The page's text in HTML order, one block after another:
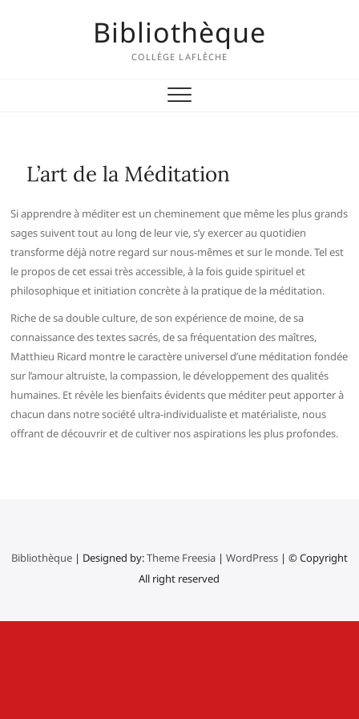
Bibliothèque
COLLÈGE LAFLÈCHE
L’art de la Méditation
Si apprendre à méditer est un cheminement que même les plus grands
sages suivent tout au long de leur vie, s’y exercer au quotidien
transforme déjà notre regard sur nous-mêmes et sur le monde. Tel est
le propos de cet essai très accessible, à la fois guide spirituel et
philosophique et initiation concrète à la pratique de la méditation.
Riche de sa double culture, de son expérience de moine, de sa
connaissance des textes sacrés, de sa fréquentation des maîtres,
Matthieu Ricard montre le caractère universel d’une méditation fondée
sur l’amour altruiste, la compassion, le développement des qualités
humaines. Et révèle les bienfaits évidents que méditer peut apporter à
chacun dans notre société ultra-individualiste et matérialiste, nous
offrant de découvrir et de cultiver nos aspirations les plus profondes.
Bibliothèque| Designed by:Theme Freesia| WordPress| © Copyright
All right reserved